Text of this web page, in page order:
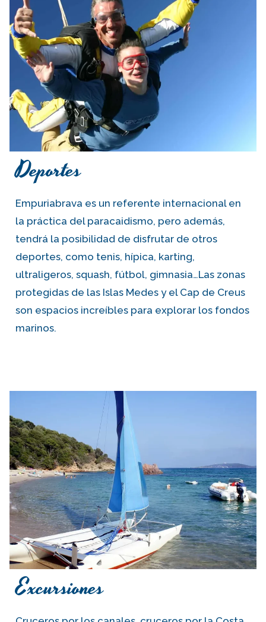
Deportes
Empuriabrava es un referente internacional en
la práctica del paracaidismo, pero además,
tendrá la posibilidad de disfrutar de otros
deportes, como tenis, hípica, karting,
ultraligeros, squash, fútbol, gimnasia…Las zonas
protegidas de las Islas Medes y el Cap de Creus
son espacios increíbles para explorar los fondos
marinos.
Excursiones